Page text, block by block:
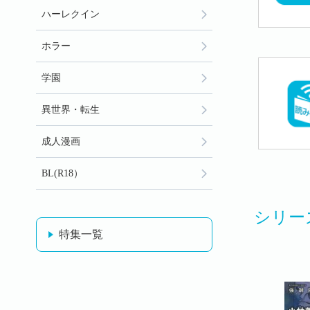
シリー
ハーレクイン
ホラー
学園
異世界・転生
成人漫画
BL(R18）
特集一覧